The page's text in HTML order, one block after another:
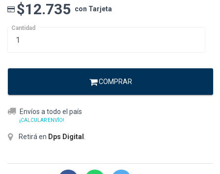
$12.735 con Tarjeta
Cantidad
COMPRAR
Envíos a todo el país
¡CALCULAR ENVÍO!
Retirá en Dps Digital